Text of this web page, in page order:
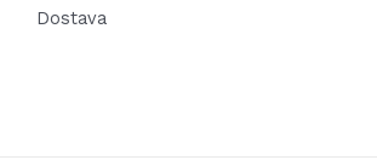
Dostava